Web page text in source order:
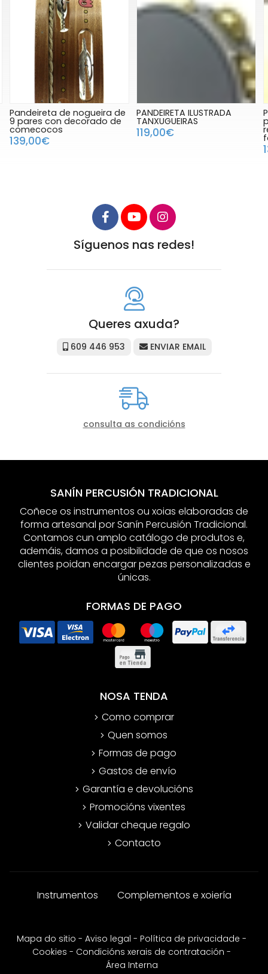
Pandeireta de nogueira de
9 pares con decorado de
comecocos
139,00€
PANDEIRETA ILUSTRADA
TANXUGUEIRAS
119,00€
Síguenos nas redes!
Queres axuda?
609 446 953 ENVIAR EMAIL
consulta as condicións
SANÍN PERCUSIÓN TRADICIONAL
Coñece os instrumentos ou xoias elaboradas de
forma artesanal por Sanín Percusión Tradicional.
Contamos cun amplo catálogo de produtos e,
ademáis, damos a posibilidade de que os nosos
clientes poidan encargar pezas personalizadas e
únicas.
FORMAS DE PAGO
NOSA TENDA
Como comprar
Quen somos
Formas de pago
Gastos de envío
Garantía e devolucións
Promocións vixentes
Validar cheque regalo
Contacto
Instrumentos Complementos e xoiería
Mapa do sitio - Aviso legal - Política de privacidade -
Cookies - Condicións xerais de contratación -
Área Interna